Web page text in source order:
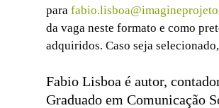
para
da vaga neste formato e como
adquiridos. Caso seja
Fabio Lisboa é autor,
Graduado em Comunicação